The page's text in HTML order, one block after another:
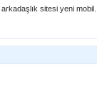
sitesi yeni mobil...